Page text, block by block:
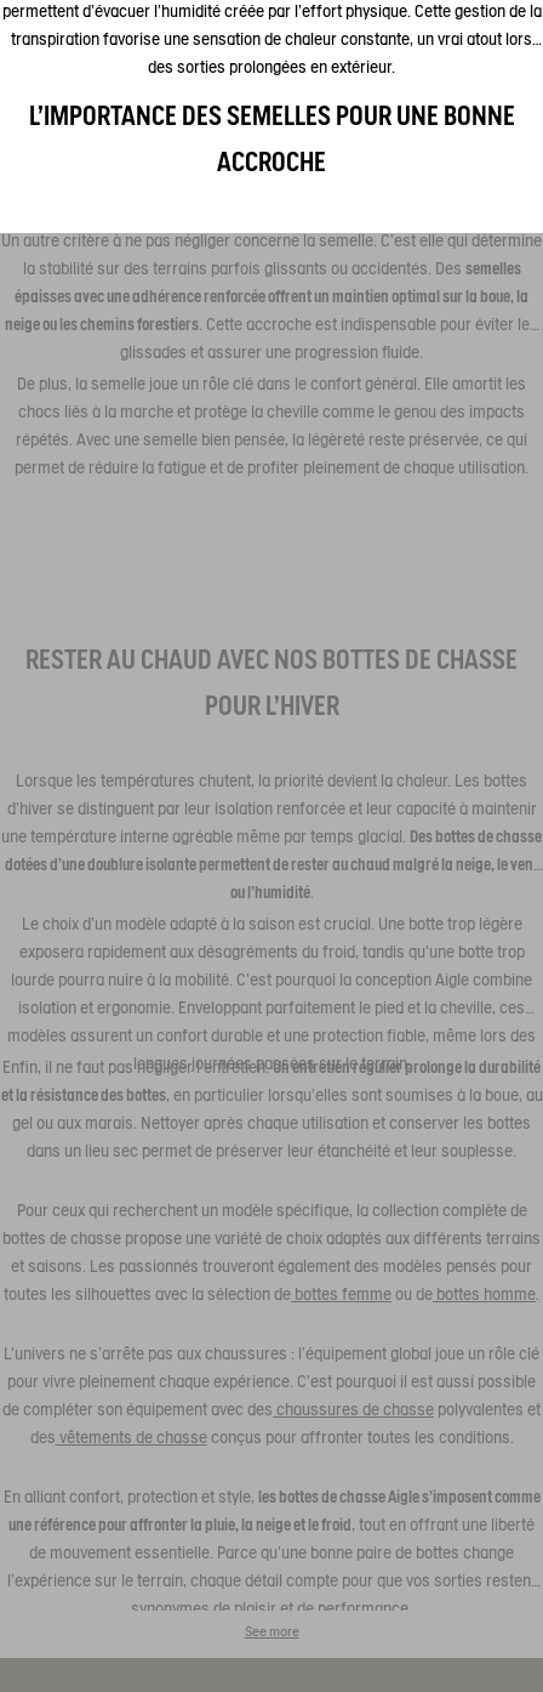
permettent d’évacuer l’humidité créée par l’effort physique. Cette gestion de la
transpiration favorise une sensation de chaleur constante, un vrai atout lors
des sorties prolongées en extérieur.
L'IMPORTANCE DES SEMELLES POUR UNE BONNE
ACCROCHE
Un autre critère à ne pas négliger concerne la semelle. C’est elle qui détermine
la stabilité sur des terrains parfois glissants ou accidentés. Des semelles
épaisses avec une adhérence renforcée offrent un maintien optimal sur la boue, la
neige ou les chemins forestiers. Cette accroche est indispensable pour éviter les
glissades et assurer une progression fluide.
De plus, la semelle joue un rôle clé dans le confort général. Elle amortit les
chocs liés à la marche et protège la cheville comme le genou des impacts
répétés. Avec une semelle bien pensée, la légèreté reste préservée, ce qui
permet de réduire la fatigue et de profiter pleinement de chaque utilisation.
RESTER AU CHAUD AVEC NOS BOTTES DE CHASSE
POUR L'HIVER
Lorsque les températures chutent, la priorité devient la chaleur. Les bottes
d’hiver se distinguent par leur isolation renforcée et leur capacité à maintenir
une température interne agréable même par temps glacial. Des bottes de chasse
dotées d’une doublure isolante permettent de rester au chaud malgré la neige, le vent
ou l’humidité.
Le choix d’un modèle adapté à la saison est crucial. Une botte trop légère
exposera rapidement aux désagréments du froid, tandis qu’une botte trop
lourde pourra nuire à la mobilité. C’est pourquoi la conception Aigle combine
isolation et ergonomie. Enveloppant parfaitement le pied et la cheville, ces
modèles assurent un confort durable et une protection fiable, même lors des
longues journées passées sur le terrain.
Enfin, il ne faut pas négliger l’entretien.Un entretien régulier prolonge la durabilité
et la résistance des bottes, en particulier lorsqu’elles sont soumises à la boue, au
gel ou aux marais. Nettoyer après chaque utilisation et conserver les bottes
dans un lieu sec permet de préserver leur étanchéité et leur souplesse.
Pour ceux qui recherchent un modèle spécifique, la collection complète de
bottes de chasse propose une variété de choix adaptés aux différents terrains
et saisons. Les passionnés trouveront également des modèles pensés pour
toutes les silhouettes avec la sélection de bottes femme ou de bottes homme
L’univers ne s’arrête pas aux chaussures : l’équipement global joue un rôle clé
pour vivre pleinement chaque expérience. C’est pourquoi il est aussi possible
de compléter son équipement avec des chaussures de chasse polyvalentes et
des vêtements de chasseconçus pour affronter toutes les conditions.
En alliant confort, protection et style, les bottes de chasse Aigle s’imposent comme
une référence pour affronter la pluie, la neige et le froid, tout en offrant une liberté
de mouvement essentielle. Parce qu’une bonne paire de bottes change
l’expérience sur le terrain, chaque détail compte pour que vos sorties restent
synonymes de plaisir et de performance.
See more